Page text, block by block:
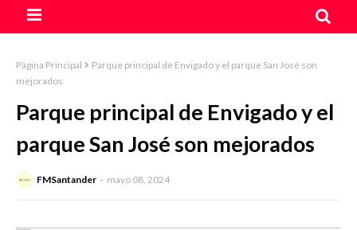
Página Principal
Parque principal de Envigado y el parque San José son
mejorados
Parque principal de Envigado y el
parque San José son mejorados
FMSantander mayo 08, 2024